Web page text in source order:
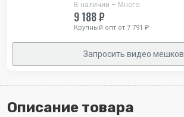
В наличии – Много
9 188 ₽
Крупный опт от 7 791 ₽
Запросить видео мешков
Описание товара